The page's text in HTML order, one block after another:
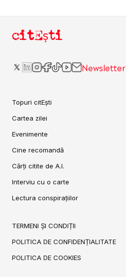
citEști
Newsletter
Topuri citEști
Cartea zilei
Evenimente
Cine recomandă
Cărți citite de A.I.
Interviu cu o carte
Lectura conspirațiilor
TERMENI ȘI CONDIȚII
POLITICA DE CONFIDENȚIALITATE
POLITICA DE COOKIES